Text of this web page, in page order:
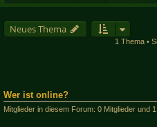
Neues Thema
1 Thema •
Wer ist online?
Mitglieder in diesem Forum: 0 Mitglieder und